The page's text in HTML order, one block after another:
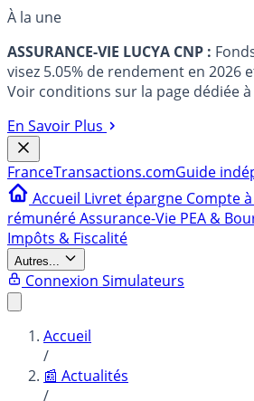
À la une
ASSURANCE-VIE LUCYA CNP :
visez 5.05% de rendement en 2026
Voir conditions sur la page dédiée
En Savoir Plus
FranceTransactions.comGuide
Accueil Livret épargne Compte
rémunéréAssurance-Vie PEA &
Impôts & Fiscalité
Autres...
Connexion Simulateurs
Accueil
/
📰 Actualités
/